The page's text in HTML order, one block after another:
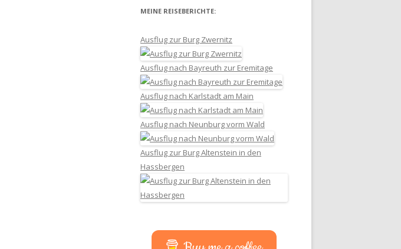
MEINE REISEBERICHTE:
Ausflug zur Burg Zwernitz
Ausflug nach Bayreuth zur Eremitage
Ausflug nach Karlstadt am Main
Ausflug nach Neunburg vorm Wald
Ausflug zur Burg Altenstein in den
Hassbergen